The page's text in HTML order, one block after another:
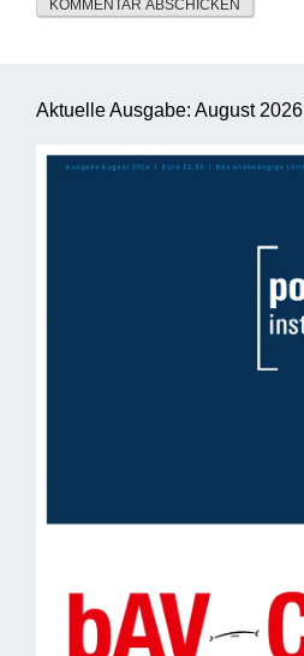
Aktuelle Ausgabe: August 2026